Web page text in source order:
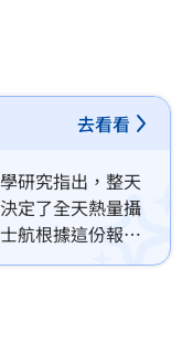
去看看
研究指出，整天
定了全天熱量攝
航根據這份報告
到15%或更高比
進失控的熱量。